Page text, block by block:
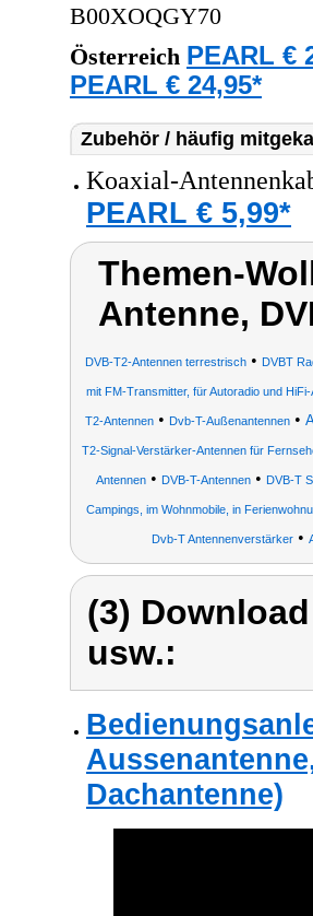
B00XOQGY70
Österreich PEARL €
PEARL € 24,95*
Zubehör / häufig
Koaxial-
PEARL € 5,99*
Themen-
Antenne,
DVB-T2-Antennen terrestrisch • DVBT
mit FM-Transmitter, für Autoradio und HiFi-
T2-Antennen• Dvb-T-Außenantennen•
T2-Signal-Verstärker-Antennen für
Antennen• DVB-T-Antennen• DVB-T
Campings, im Wohnmobile, in
Dvb-T Antennenverstärker•
(3)
usw.:
Dachantenne)